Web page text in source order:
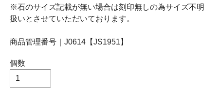
※石のサイズ記載が無い場合は刻印無しの為サイズ不明
扱いとさせていただいております。
商品管理番号｜J0614【JS1951】
個数